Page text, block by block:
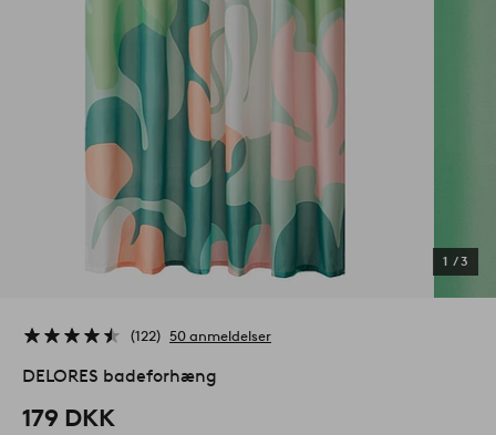
1 /3
122 50 anmeldelser
DELORES badeforhæng
179 DKK